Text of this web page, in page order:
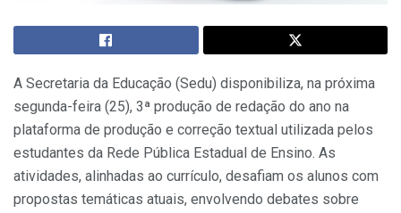
A Secretaria da Educação (Sedu) disponibiliza, na próxima
segunda-feira (25), 3ª produção de redação do ano na
plataforma de produção e correção textual utilizada pelos
estudantes da Rede Pública Estadual de Ensino. As
atividades, alinhadas ao currículo, desafiam os alunos com
propostas temáticas atuais, envolvendo debates sobre